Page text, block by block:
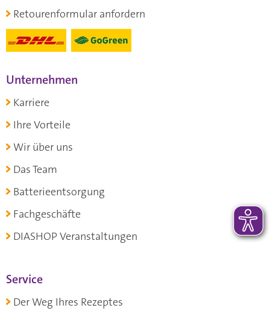
Retourenformular anfordern
Unternehmen
Karriere
Ihre Vorteile
Wir über uns
Das Team
Batterieentsorgung
Fachgeschäfte
DIASHOP Veranstaltungen
Service
Der Weg Ihres Rezeptes